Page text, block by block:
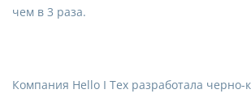
чем в 3 раза.
Компания Hello I Tex разработала черно-